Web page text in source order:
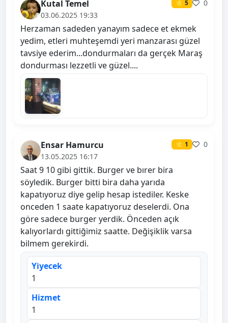
Kutal Temel ⭐ 5
0
03.06.2025 19:33
Herzaman sadeden yanayım sadece et ekmek
yedim, etleri muhteşemdi yeri manzarası güzel
tavsiye ederim...dondurmaları da gerçek Maraş
dondurması lezzetli ve güzel....
Ensar Hamurcu ⭐ 1
0
13.05.2025 16:17
Saat 9 10 gibi gittik. Burger ve bırer bira
söyledik. Burger bitti bira daha yarıda
kapatıyoruz diye gelip hesap istediler. Keske
onceden 1 saate kapatıyoruz deselerdi. Ona
göre sadece burger yerdik. Önceden açık
kalıyorlardı gittiğimiz saatte. Değişiklik varsa
bilmem gerekirdi.
Yiyecek
1
Hizmet
1